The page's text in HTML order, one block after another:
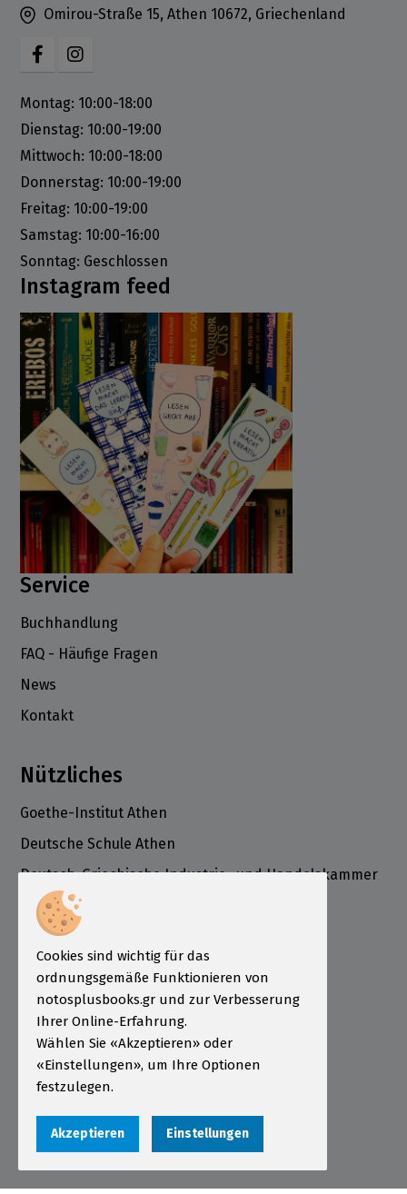
Omirou-Straße 15, Athen 10672, Griechenland
Montag: 10:00-18:00
Dienstag: 10:00-19:00
Mittwoch: 10:00-18:00
Donnerstag: 10:00-19:00
Freitag: 10:00-19:00
Samstag: 10:00-16:00
Sonntag: Geschlossen
Instagram feed
Service
Buchhandlung
FAQ - Häufige Fragen
News
Kontakt
Nützliches
Goethe-Institut Athen
Deutsche Schule Athen
Deutsch-Griechische Industrie- und Handelskammer
ÖSD Institut Griechenland
Informationen
Bestellung
Zahlungsarten
Sendungen
Garantie - Rückgabe
Nutzungsbedingungen
Datenschutzerklärung
Cookies
Cookies sind wichtig für das
ordnungsgemäße Funktionieren von
notosplusbooks.gr und zur Verbesserung
Ihrer Online-Erfahrung.
Wählen Sie «Akzeptieren» oder
«Einstellungen», um Ihre Optionen
festzulegen.
Akzeptieren Einstellungen